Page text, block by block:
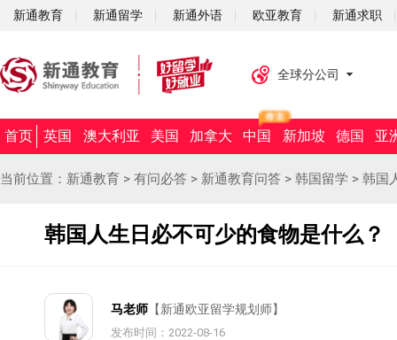
新通教育 新通留学 新通外语 欧亚教育 新通求职
全球分公司
首页 英国 澳大利亚 美国 加拿大 中国 新加坡 德国 亚
当前位置： 新通教育 > 有问必答 > 新通教育问答 > 韩国留学 > 韩国
韩国人生日必不可少的食物是什么？
马老师 【新通欧亚留学规划师】
发布时间：2022-08-16